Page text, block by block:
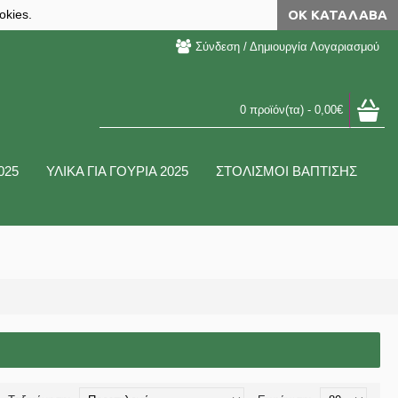
ΟΚ ΚΑΤΆΛΑΒΑ
Σύνδεση / Δημιουργία Λογαριασμού
0 προϊόν(τα) - 0,00€
ΥΛΙΚΑ ΓΙΑ ΓΟΥΡΙΑ 2025 ΣΤΟΛΙΣΜΟΙ ΒΑΠΤΙΣΗΣ